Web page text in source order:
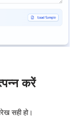
करें
सही हो।